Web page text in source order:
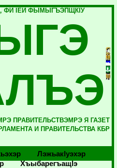
ФИ IЕЙ ФЫМЫГЪЭПЩКIУ
ПРАВИТЕЛЬСТВЭМРЭ Я ГАЗЕТ
И ПРАВИТЕЛЬСТВА КБР
Лэжьакlуэхэр
Хъыбарегъащlэ